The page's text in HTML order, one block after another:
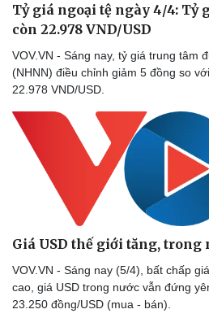
Thể thao
Tỷ giá ngoại tệ ngày 4/4: Tỷ
còn 22.978 VND/USD
VOV.VN - Sáng nay, tỷ giá trung tâm
(NHNN) điều chỉnh giảm 5 đồng so
22.978 VND/USD.
Giá USD thế giới tăng, trong
VOV.VN - Sáng nay (5/4), bất chấp
cao, giá USD trong nước vẫn đứng
23.250 đồng/USD (mua - bán).